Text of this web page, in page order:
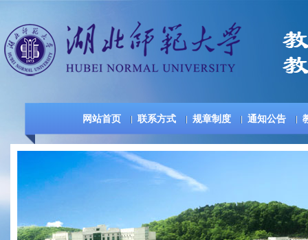
网站首页 联系方式 规章制度 通知公告